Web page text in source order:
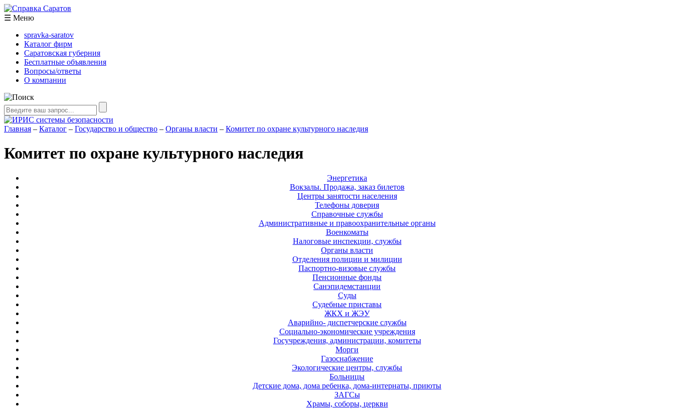
☰ Меню
spravka-saratov
Каталог фирм
Саратовская губерния
Бесплатные объявления
Вопросы/ответы
О компании
Главная – Каталог – Государство и общество – Органы власти – Комитет по охране культурного наследия
Комитет по охране культурного наследия
Энергетика
Вокзалы. Продажа, заказ билетов
Центры занятости населения
Телефоны доверия
Справочные службы
Административные и правоохранительные органы
Военкоматы
Налоговые инспекции, службы
Органы власти
Отделения полиции и милиции
Паспортно-визовые службы
Пенсионные фонды
Санэпидемстанции
Суды
Судебные приставы
ЖКХ и ЖЭУ
Аварийно- диспетчерские службы
Социально-экономические учреждения
Госучреждения, администрации, комитеты
Морги
Газоснабжение
Экологические центры, службы
Больницы
Детские дома, дома ребенка, дома-интернаты, приюты
ЗАГСы
Храмы, соборы, церкви